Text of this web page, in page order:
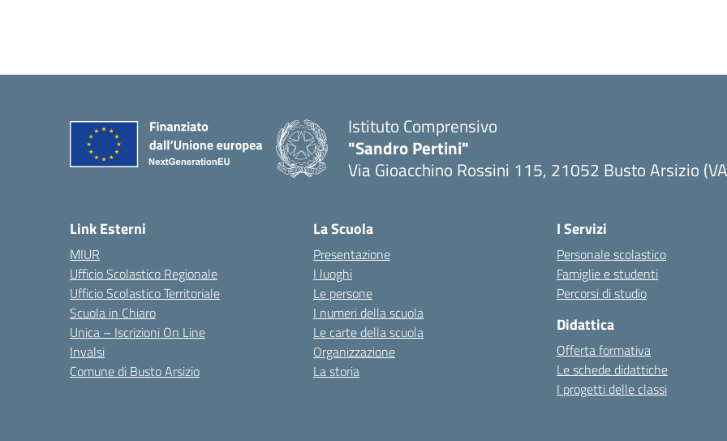
Istituto Comprensivo
"Sandro Pertini"
Via Gioacchino Rossini 115, 21052 Busto Arsizio
Link Esterni
MIUR
Ufficio Scolastico Regionale
Ufficio Scolastico Territoriale
Scuola in Chiaro
Unica – Iscrizioni On Line
Invalsi
Comune di Busto Arsizio
La Scuola
Presentazione
I luoghi
Le persone
I numeri della scuola
Le carte della scuola
Organizzazione
La storia
I Servizi
Personale scolastico
Famiglie e studenti
Percorsi di studio
Didattica
Offerta formativa
Le schede didattiche
I progetti delle classi